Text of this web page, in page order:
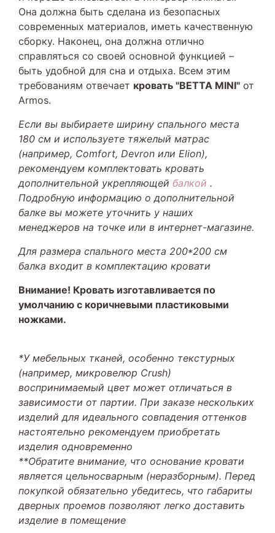
Она должна быть сделана из безопасных
современных материалов, иметь качественную
сборку. Наконец, она должна отлично
справляться со своей основной функцией –
быть удобной для сна и отдыха. Всем этим
требованиям отвечает кровать "BETTA MINI" от
Armos.
Если вы выбираете ширину спального места
180 см и используете тяжелый матрас
(например, Comfort, Devron или Elion),
рекомендуем комплектовать кровать
дополнительной укрепляющей балкой .
Подробную информацию о дополнительной
балке вы можете уточнить у наших
менеджеров на точке или в интернет-магазине.
Для размера спального места 200*200 см
балка входит в комплектацию кровати
Внимание! Кровать изготавливается по
умолчанию с коричневыми пластиковыми
ножками.
*У мебельных тканей, особенно текстурных
(например, микровелюр Crush)
воспринимаемый цвет может отличаться в
зависимости от партии. При заказе нескольких
изделий для идеального совпадения оттенков
настоятельно рекомендуем приобретать
изделия одновременно
**Обратите внимание, что основание кровати
является цельносварным (неразборным). Перед
покупкой обязательно убедитесь, что габариты
дверных проемов позволяют легко доставить
изделие в помещение